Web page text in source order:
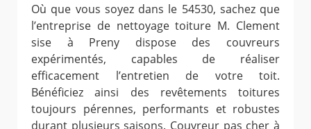
Où que vous soyez dans le 54530, sachez que
l’entreprise de nettoyage toiture M. Clement
sise à Preny dispose des couvreurs
expérimentés, capables de réaliser
efficacement l’entretien de votre toit.
Bénéficiez ainsi des revêtements toitures
toujours pérennes, performants et robustes
durant plusieurs saisons. Couvreur pas cher à